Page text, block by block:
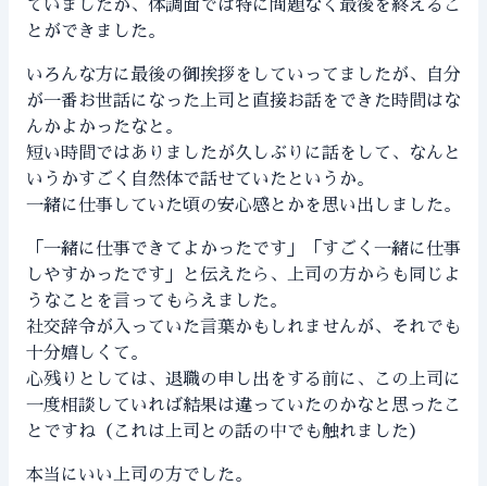
ていましたが、体調面では特に問題なく最後を終えるこ
とができました。
いろんな方に最後の御挨拶をしていってましたが、自分
が一番お世話になった上司と直接お話をできた時間はな
んかよかったなと。
短い時間ではありましたが久しぶりに話をして、なんと
いうかすごく自然体で話せていたというか。
一緒に仕事していた頃の安心感とかを思い出しました。
「一緒に仕事できてよかったです」「すごく一緒に仕事
しやすかったです」と伝えたら、上司の方からも同じよ
うなことを言ってもらえました。
社交辞令が入っていた言葉かもしれませんが、それでも
十分嬉しくて。
心残りとしては、退職の申し出をする前に、この上司に
一度相談していれば結果は違っていたのかなと思ったこ
とですね（これは上司との話の中でも触れました）
本当にいい上司の方でした。